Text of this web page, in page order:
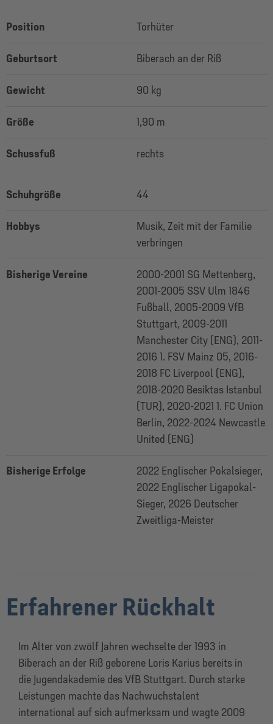
Position Torhüter
Geburtsort Biberach an der Riß
Gewicht 90 kg
Größe 1,90 m
Schussfuß rechts
Schuhgröße 44
Hobbys
Musik, Zeit mit der Familie
verbringen
Bisherige Vereine
2000-2001 SG Mettenberg,
2001-2005 SSV Ulm 1846
Fußball, 2005-2009 VfB
Stuttgart, 2009-2011
Manchester City (ENG), 2011-
2016 1. FSV Mainz 05, 2016-
2018 FC Liverpool (ENG),
2018-2020 Besiktas Istanbul
(TUR), 2020-2021 1. FC Union
Berlin, 2022-2024 Newcastle
United (ENG)
Bisherige Erfolge
2022 Englischer Pokalsieger,
2022 Englischer Ligapokal-
Sieger, 2026 Deutscher
Zweitliga-Meister
Erfahrener Rückhalt
Im Alter von zwölf Jahren wechselte der 1993 in
Biberach an der Riß geborene Loris Karius bereits in
die Jugendakademie des VfB Stuttgart. Durch starke
Leistungen machte das Nachwuchstalent
international auf sich aufmerksam und wagte 2009